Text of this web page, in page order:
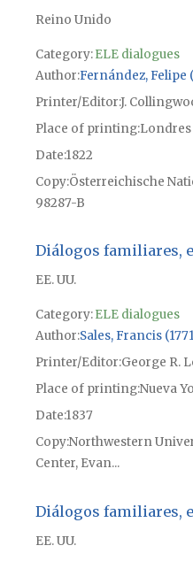
Reino Unido
Category:ELE dialogues
Author Fernández, Felipe
Printer/EditorJ.
Place of printingLondres
Date1822
CopyÖsterreichische
98287-B
Diálogos familiares,
EE. UU.
Category:ELE dialogues
Author Sales, Francis
Printer/Editor George R.
Place of printingNueva
Date1837
CopyNorthwestern
Center, Evan...
Diálogos familiares,
EE. UU.